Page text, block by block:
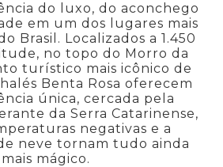
do luxo, do aconchego
em um dos lugares mais
Brasil. Localizados a 1.450
no topo do Morro da
turístico mais icônico de
Benta Rosa oferecem
única, cercada pela
da Serra Catarinense,
negativas e a
neve tornam tudo ainda
mais mágico.